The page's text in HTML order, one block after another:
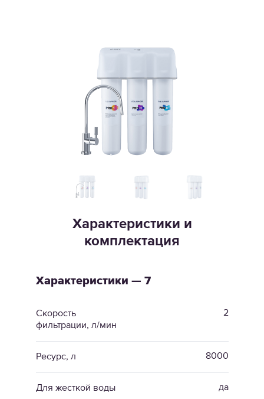
Характеристики и
комплектация
Характеристики — 7
Скорость
фильтрации, л/мин
2
Ресурс, л 8000
Для жесткой воды да